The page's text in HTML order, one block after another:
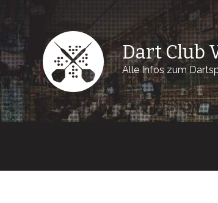
Dart Club
Alle Infos zum